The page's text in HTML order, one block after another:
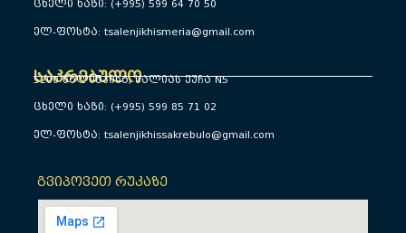
ცხელი ხაზი: (+995) 599 64 70 50
ელ-ფოსტა: tsalenjikhismeria@gmail.com
საკრებულო
5200 წალენჯიხა, სალიას ქუჩა N5
ცხელი ხაზი: (+995) 599 85 71 02
ელ-ფოსტა: tsalenjikhissakrebulo@gmail.com
გვიპოვეთ რუკაზე